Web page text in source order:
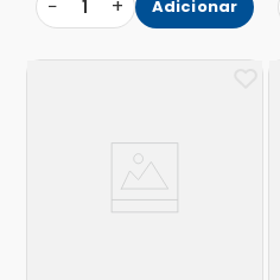
− 1 + Adicionar